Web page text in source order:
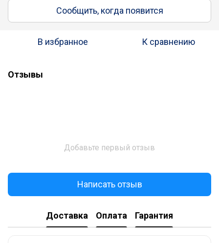
Сообщить, когда появится
В избранное К сравнению
Отзывы
Добавьте первый отзыв
Написать отзыв
Доставка Оплата Гарантия